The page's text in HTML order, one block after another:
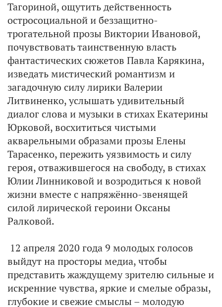
Тагориной, ощутить действенность
остросоциальной и беззащитно-
трогательной прозы Виктории Ивановой,
почувствовать таинственную власть
фантастических сюжетов Павла Карякина,
изведать мистический романтизм и
загадочную силу лирики Валерии
Литвиненко, услышать удивительный
диалог слова и музыки в стихах Екатерины
Юрковой, восхититься чистыми
акварельными образами прозы Елены
Тарасенко, пережить уязвимость и силу
героя, отважившегося на свободу, в стихах
Юлии Линниковой и возродиться к новой
жизни вместе с напряжённо-звенящей
силой лирической героини Оксаны
Ралковой.
12 апреля 2020 года 9 молодых голосов
выйдут на просторы медиа, чтобы
представить жаждущему зрителю сильные и
искренние чувства, яркие и смелые образы,
глубокие и свежие смыслы – молодую